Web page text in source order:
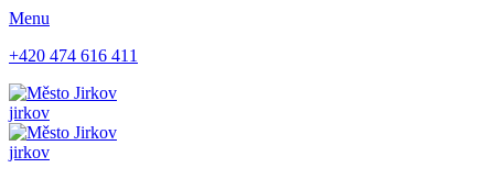
Menu
+420 474 616 411
jirkov
jirkov